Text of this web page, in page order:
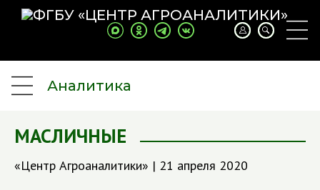
Аналитика
МАСЛИЧНЫЕ
«Центр Агроаналитики» | 21 апреля 2020